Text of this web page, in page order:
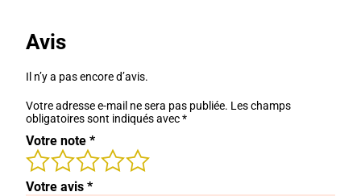
Avis
Il n’y a pas encore d’avis.
Votre adresse e-mail ne sera pas publiée. Les champs
obligatoires sont indiqués avec*
Votre note *
Votre avis *